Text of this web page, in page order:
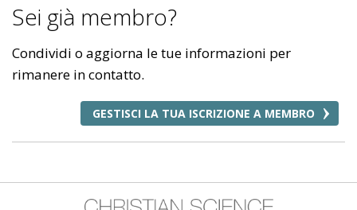
Sei già membro?
Condividi o aggiorna le tue informazioni per
rimanere in contatto.
GESTISCI LA TUA ISCRIZIONE A MEMBRO